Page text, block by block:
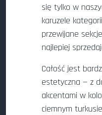
się tylko w
karuzele
przewijane
najlepiej
Całość jest
estetyczna — z
akcentami w
ciemnym